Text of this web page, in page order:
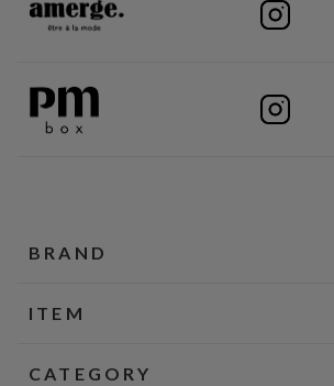
BRAND
ITEM
CATEGORY